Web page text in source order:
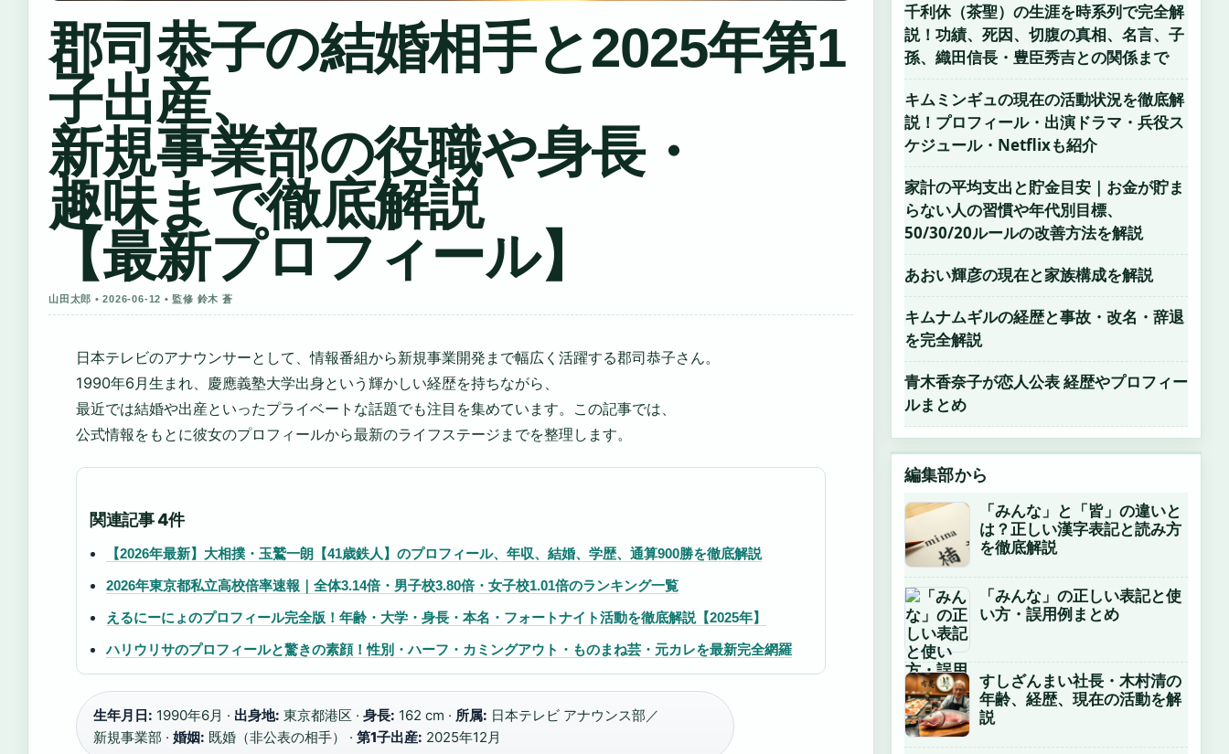
郡司恭子の結婚相手と2025年第1
子出産、
新規事業部の役職や身長・
趣味まで徹底解説
【最新プロフィール】
山田太郎 • 2026-06-12 • 監修 鈴木 蒼
日本テレビのアナウンサーとして、情報番組から新規事業開発まで幅広く活躍する郡司恭子さん。
1990年6月生まれ、慶應義塾大学出身という輝かしい経歴を持ちながら、
最近では結婚や出産といったプライベートな話題でも注目を集めています。この記事では、
公式情報をもとに彼女のプロフィールから最新のライフステージまでを整理します。
関連記事 4件
【2026年最新】大相撲・玉鷲一朗【41歳鉄人】のプロフィール、年収、結婚、学歴、通算900勝を徹底解説
2026年東京都私立高校倍率速報｜全体3.14倍・男子校3.80倍・女子校1.01倍のランキング一覧
えるにーにょのプロフィール完全版！年齢・大学・身長・本名・フォートナイト活動を徹底解説【2025年】
ハリウリサのプロフィールと驚きの素顔！性別・ハーフ・カミングアウト・ものまね芸・元カレを最新完全網羅
生年月日: 1990年6月 · 出身地: 東京都港区 · 身長: 162 cm · 所属: 日本テレビ アナウンス部／
新規事業部 · 婚姻: 既婚（非公表の相手） · 第1子出産: 2025年12月
千利休（茶聖）の生涯を時系列で完全解
説！功績、死因、切腹の真相、名言、子
孫、織田信長・豊臣秀吉との関係まで
キムミンギュの現在の活動状況を徹底解
説！プロフィール・出演ドラマ・兵役ス
ケジュール・Netflixも紹介
家計の平均支出と貯金目安｜お金が貯ま
らない人の習慣や年代別目標、
50/30/20ルールの改善方法を解説
あおい輝彦の現在と家族構成を解説
キムナムギルの経歴と事故・改名・辞退
を完全解説
青木香奈子が恋人公表 経歴やプロフィー
ルまとめ
編集部から
「みんな」と「皆」の違いと
は？正しい漢字表記と読み方
を徹底解説
「みんな」の正しい表記と使
い方・誤用例まとめ
すしざんまい社長・木村清の
年齢、経歴、現在の活動を解
説